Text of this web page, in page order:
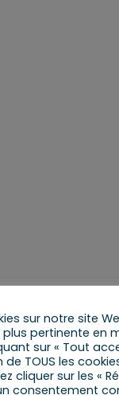
sur notre site
pertinente en
sur « Tout
TOUS les
cliquer sur les «
consentement